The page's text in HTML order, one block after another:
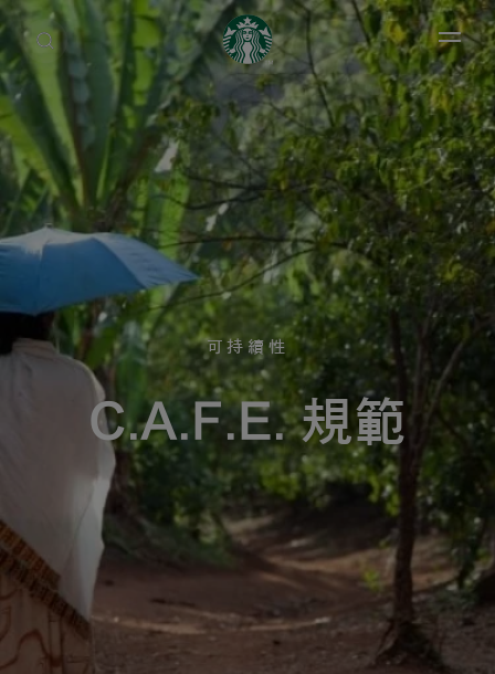
Open
可持續性
C.A.F.E. 規範